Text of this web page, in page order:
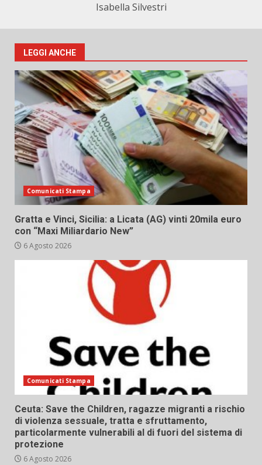
Isabella Silvestri
LEGGI ANCHE
Comunicati Stampa
Gratta e Vinci, Sicilia: a Licata (AG) vinti 20mila euro
con “Maxi Miliardario New”
6 Agosto 2026
Comunicati Stampa
Ceuta: Save the Children, ragazze migranti a rischio
di violenza sessuale, tratta e sfruttamento,
particolarmente vulnerabili al di fuori del sistema di
protezione
6 Agosto 2026